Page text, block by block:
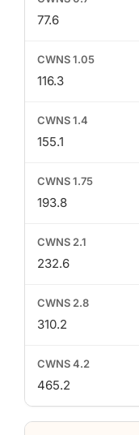
77.6
116.3
155.1
193.8
232.6
310.2
465.2